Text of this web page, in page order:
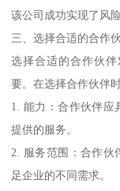
该公司成功实现了风
三、选择合适的合作
选择合适的合作伙
要。在选择合作伙伴
1. 能力：合作伙伴应
提供的服务。
2. 服务范围：合作伙
足企业的不同需求。